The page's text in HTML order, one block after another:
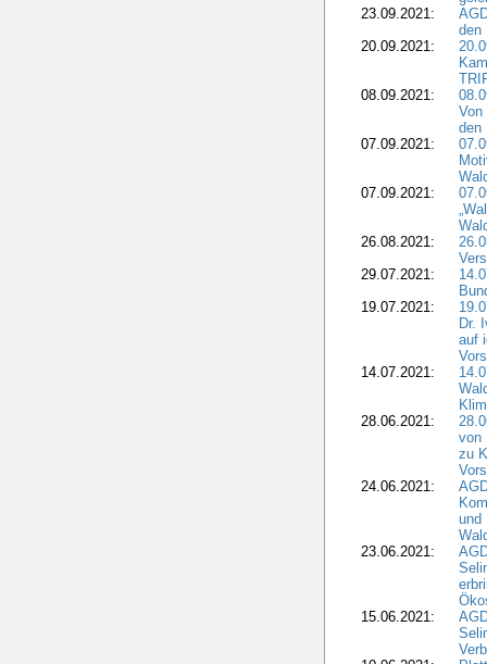
23.09.2021:
den
20.09.2021:
08.09.2021:
den
07.09.2021:
07.09.2021:
26.08.2021:
29.07.2021:
19.07.2021:
Dr.
auf
14.07.2021:
28.06.2021:
von
zu
24.06.2021:
und
23.06.2021:
15.06.2021: